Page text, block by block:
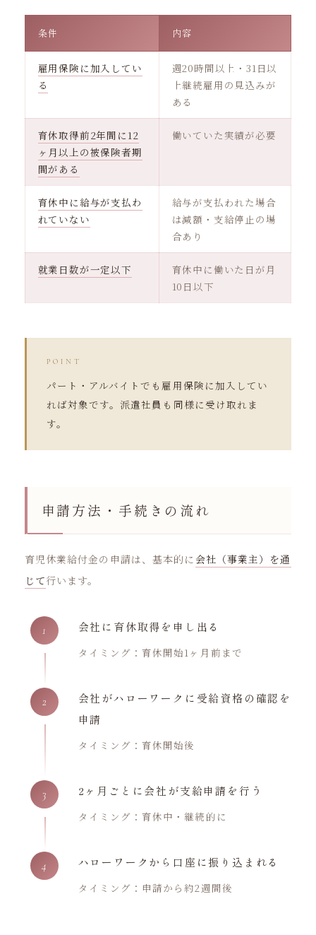
条件 内容
雇用保険に加入してい
る
週20時間以上・31日以
上継続雇用の見込みが
ある
育休取得前2年間に12
ヶ月以上の被保険者期
間がある
働いていた実績が必要
育休中に給与が支払わ
れていない
給与が支払われた場合
は減額・支給停止の場
合あり
就業日数が一定以下
育休中に働いた日が月
10日以下
POINT
パート・アルバイトでも雇用保険に加入してい
れば対象です。派遣社員も同様に受け取れま
す。
申請方法・手続きの流れ
育児休業給付金の申請は、基本的に 会社（事業主）を通
じて行います。
1 会社に育休取得を申し出る
タイミング：育休開始1ヶ月前まで
2
会社がハローワークに受給資格の確認を
申請
タイミング：育休開始後
3 2ヶ月ごとに会社が支給申請を行う
タイミング：育休中・継続的に
4 ハローワークから口座に振り込まれる
タイミング：申請から約2週間後